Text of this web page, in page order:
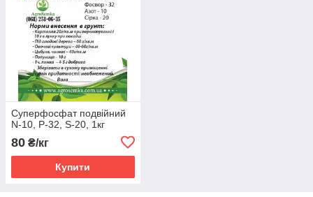
Суперфосфат подвійний
N-10, P-32, S-20, 1кг
80 ₴/кг
Купити